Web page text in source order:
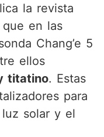
la revista
en las
Chang’e 5
ellos
titatino. Estas
para
solar y el